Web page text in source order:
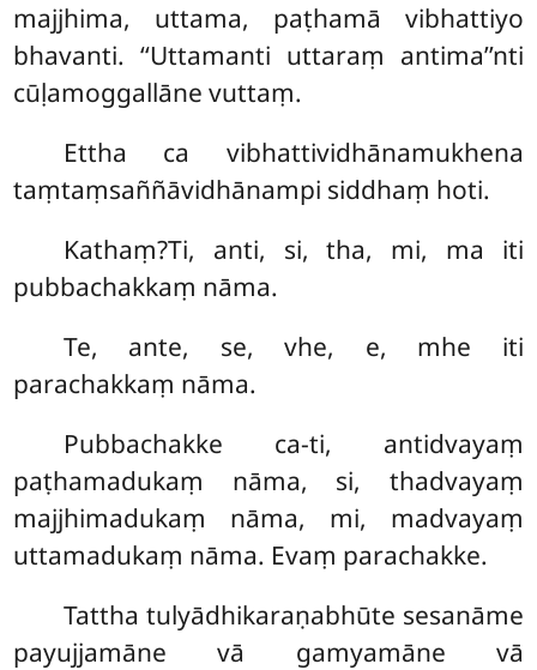
majjhima, uttama, paṭhamā vibhattiyo
bhavanti. ‘‘Uttamanti uttaraṃ antima’’nti
cūḷamoggallāne vuttaṃ.
Ettha ca vibhattividhānamukhena
taṃtaṃsaññāvidhānampi siddhaṃ hoti.
Kathaṃ?Ti, anti, si, tha, mi, ma iti
pubbachakkaṃ nāma.
Te, ante, se, vhe, e, mhe iti
parachakkaṃ nāma.
Pubbachakke ca-ti, antidvayaṃ
paṭhamadukaṃ nāma, si, thadvayaṃ
majjhimadukaṃ nāma, mi, madvayaṃ
uttamadukaṃ nāma. Evaṃ parachakke.
Tattha tulyādhikaraṇabhūte sesanāme
payujjamāne vā gamyamāne vā